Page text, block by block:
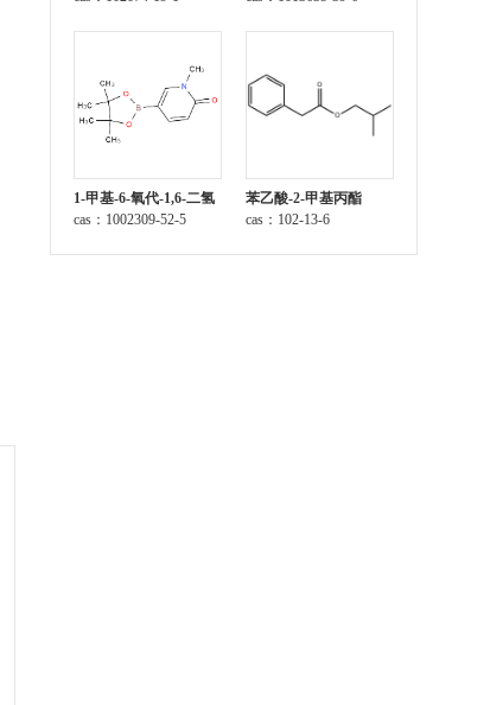
1-甲基-6-氧代-1,6-二氢
吡啶-3-硼酸频那醇酯
cas：1002309-52-5
苯乙酸-2-甲基丙酯
cas：102-13-6